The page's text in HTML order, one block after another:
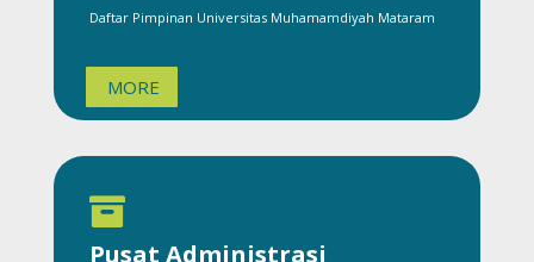
Daftar Pimpinan Universitas Muhamamdiyah Mataram
MORE

Pusat Administrasi